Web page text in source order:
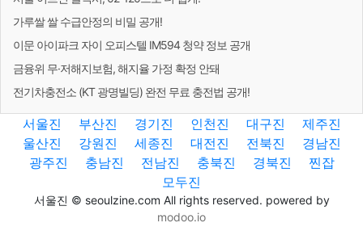
가루쌀 쌀 수급안정의 비밀 공개!
이문 아이파크 자이 오피스텔 IM594 청약 정보 공개
금융위 무·저해지보험, 해지율 가정 확정 안돼
전기차충전소 (KT 광명빌딩) 완전 무료 충전법 공개!
서울진 부산진 경기진 인천진 대구진
제주진
울산진
강원진 세종진 대전진 전북진
경남진
광주진
충남진 전남진 충북진 경북진
찐잡
모두진
서울진 © seoulzine.com All rights reserved. powered by
modoo.io